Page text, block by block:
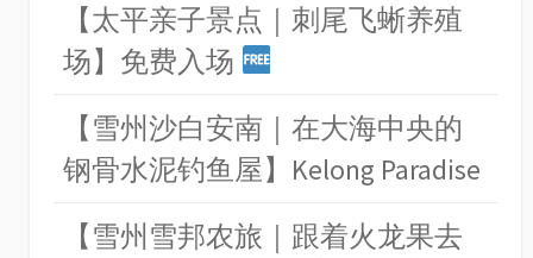
【太平亲子景点｜刺尾飞蜥养殖
场】免费入场
【雪州沙白安南｜在大海中央的
钢骨水泥钓鱼屋】Kelong Paradise
【雪州雪邦农旅｜跟着火龙果去